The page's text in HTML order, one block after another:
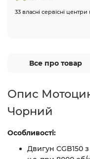
33 власні сервісні центри
Все про товар
Опис
Чорний
Особливості:
Двигун CGB150